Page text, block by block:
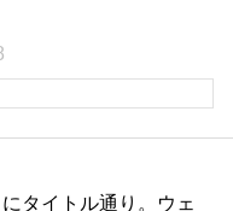
タイトル通り。ウェ